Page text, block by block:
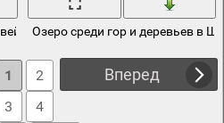
сноутборд
Озеро среди гор и деревьев в
Вперед
1
2
3
4